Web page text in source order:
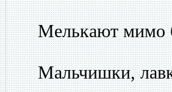
Мелькают мимо
Мальчишки,